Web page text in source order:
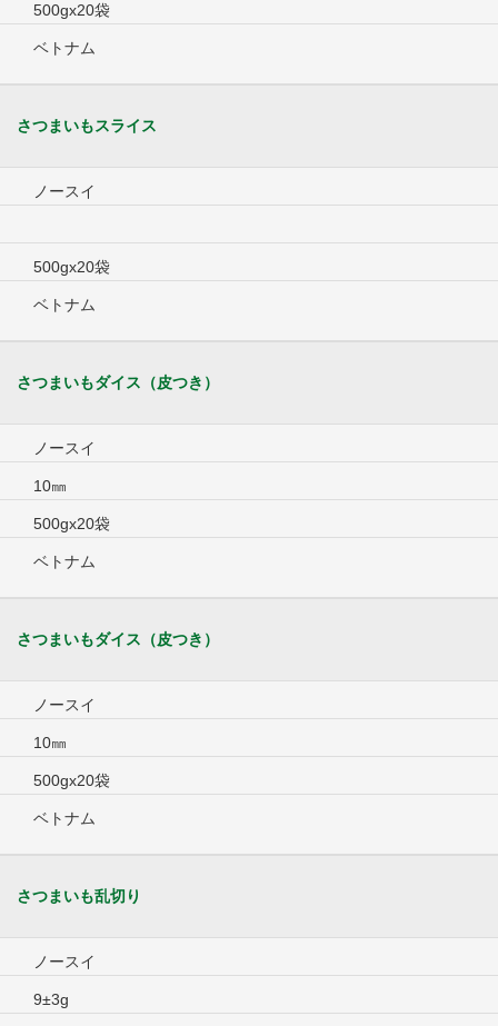
500gx20袋
ベトナム
さつまいもスライス
ノースイ
500gx20袋
ベトナム
さつまいもダイス（皮つき）
ノースイ
10㎜
500gx20袋
ベトナム
さつまいもダイス（皮つき）
ノースイ
10㎜
500gx20袋
ベトナム
さつまいも乱切り
ノースイ
9±3g